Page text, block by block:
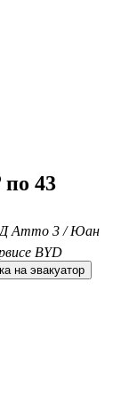
43
Атто 3 / Юан
BYD
заявка на эвакуатор